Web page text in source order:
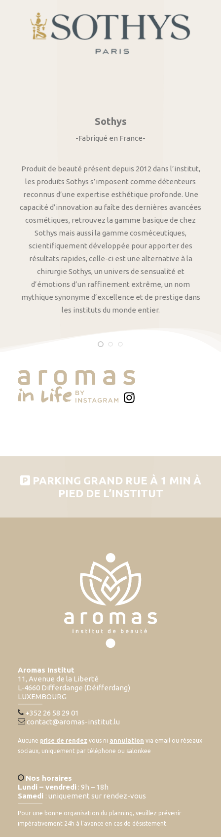
Sothys
-Fabriqué en France-
Produit de beauté présent depuis 2012 dans l’institut,
les produits Sothys s’imposent comme détenteurs
reconnus d’une expertise esthétique profonde. Une
capacité d’innovation au faîte des dernières avancées
cosmétiques, retrouvez la gamme basique de chez
Sothys mais aussi la gamme cosméceutiques,
scientifiquement développée pour apporter des
résultats rapides, celle-ci est une alternative à la
chirurgie Sothys, un univers de sensualité et
d’émotions d’un raffinement extrême, un nom
mythique synonyme d’excellence et de prestige dans
les instituts du monde entier.
PARKING GRAND RUE À 1 MIN À
PIED DE L’INSTITUT
Aromas Institut
11, Avenue de la Liberté
L-4660 Differdange (Déifferdang)
LUXEMBOURG
+352 26 58 29 01
contact@aromas-institut.lu
Aucune prise de rendez vous ni annulation via email ou réseaux
sociaux, uniquement par téléphone ou salonkee
Nos horaires
Lundi – vendredi : 9h – 18h
Samedi : uniquement sur rendez-vous
Pour une bonne organisation du planning, veuillez prévenir
impérativement 24h à l’avance en cas de désistement.